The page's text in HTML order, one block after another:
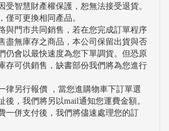
受智慧財產權保護，恕無法接受退貨。
僅可更換相同產品。
與門市共同銷售，若在您完成訂單程序
盡無庫存之商品，本公司保留出貨與否
仍會以最快速度為您下單調貨。但恐原
存可供銷售，缺書部份我們將為您進行
律另行報價 ，當您進購物車下訂單選
後，我們將另以mail通知您運費金額。
一併支付後，我們將儘速處理您的訂